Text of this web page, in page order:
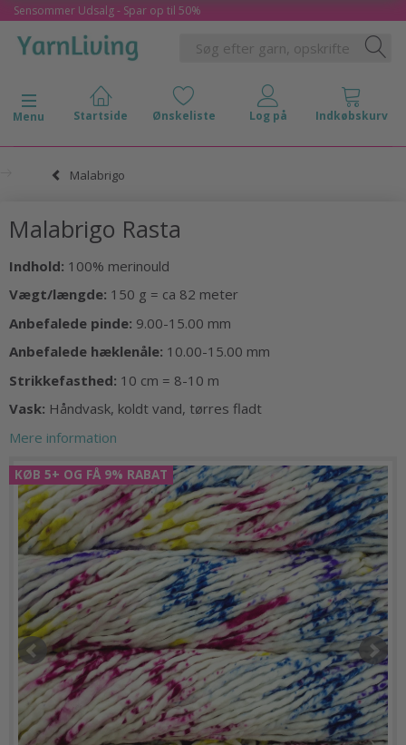
Sensommer Udsalg - Spar op til 50%
Skifte navigation
Menu
Malabrigo
Malabrigo Rasta
Indhold: 100% merinould
Vægt/længde: 150 g = ca 82 meter
Anbefalede pinde: 9.00-15.00 mm
Anbefalede hæklenåle: 10.00-15.00 mm
Strikkefasthed: 10 cm = 8-10 m
Vask: Håndvask, koldt vand, tørres fladt
Mere information
KØB 5+ OG FÅ 9% RABAT